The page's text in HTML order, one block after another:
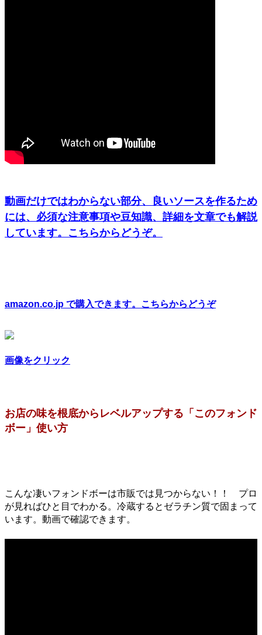
動画だけではわからない部分、良いソースを作るため
には、必須な注意事項や豆知識、詳細を文章でも解説
しています。こちらからどうぞ。
amazon.co.jp で購入できます。こちらからどうぞ
画像をクリック
お店の味を根底からレベルアップする「このフォンド
ボー」使い方
こんな凄いフォンドボーは市販では見つからない！！ プロ
が見ればひと目でわかる。冷蔵するとゼラチン質で固まって
います。動画で確認できます。